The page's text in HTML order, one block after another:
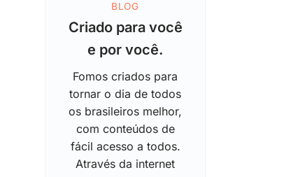
BLOG
Criado para você
e por você.
Fomos criados para
tornar o dia de todos
os brasileiros melhor,
com conteúdos de
fácil acesso a todos.
Através da internet